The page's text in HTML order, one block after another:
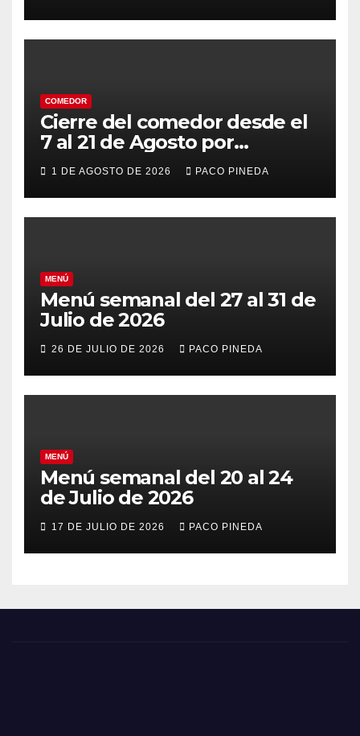
COMEDOR
Cierre del comedor desde el
7 al 21 de Agosto por
vacaciones
1 DE AGOSTO DE 2026 PACO PINEDA
MENÚ
Menú semanal del 27 al 31 de
Julio de 2026
26 DE JULIO DE 2026 PACO PINEDA
MENÚ
Menú semanal del 20 al 24
de Julio de 2026
17 DE JULIO DE 2026 PACO PINEDA